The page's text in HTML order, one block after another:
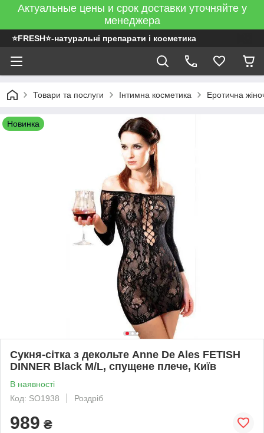
Актуальные цены и срок доставки уточняйте у
менеджера
⭐FRESH⭐-натуральні препарати і косметика
Товари та послуги Інтимна косметика Еротична
Новинка
Сукня-сітка з декольте Anne De Ales FETISH
DINNER Black M/L, спущене плече, Київ
В наявності
Код: SO1938
Роздріб
989 ₴